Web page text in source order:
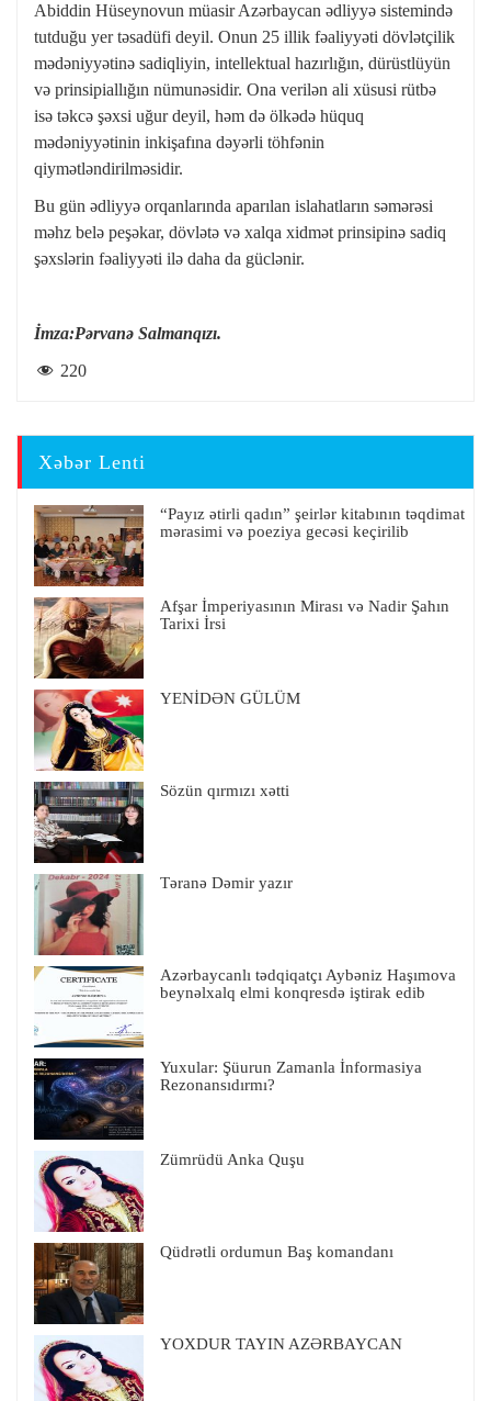
Abiddin Hüseynovun müasir Azərbaycan ədliyyə sistemində
tutduğu yer təsadüfi deyil. Onun 25 illik fəaliyyəti dövlətçilik
mədəniyyətinə sadiqliyin, intellektual hazırlığın, dürüstlüyün
və prinsipiallığın nümunəsidir. Ona verilən ali xüsusi rütbə
isə təkcə şəxsi uğur deyil, həm də ölkədə hüquq
mədəniyyətinin inkişafına dəyərli töhfənin
qiymətləndirilməsidir.
Bu gün ədliyyə orqanlarında aparılan islahatların səmərəsi
məhz belə peşəkar, dövlətə və xalqa xidmət prinsipinə sadiq
şəxslərin fəaliyyəti ilə daha da güclənir.
İmza:Pərvanə Salmanqızı.
220
Xəbər Lenti
“Payız ətirli qadın” şeirlər kitabının təqdimat
mərasimi və poeziya gecəsi keçirilib
Afşar İmperiyasının Mirası və Nadir Şahın
Tarixi İrsi
YENİDƏN GÜLÜM
Sözün qırmızı xətti
Təranə Dəmir yazır
Azərbaycanlı tədqiqatçı Aybəniz Haşımova
beynəlxalq elmi konqresdə iştirak edib
Yuxular: Şüurun Zamanla İnformasiya
Rezonansıdırmı?
Zümrüdü Anka Quşu
Qüdrətli ordumun Baş komandanı
YOXDUR TAYIN AZƏRBAYCAN